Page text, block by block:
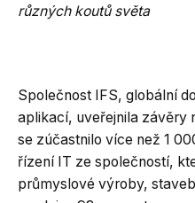
různých koutů světa
Společnost IFS, globální
aplikací, uveřejnila závěry
se zúčastnilo více než 1
řízení IT ze společností,
průmyslové výroby,